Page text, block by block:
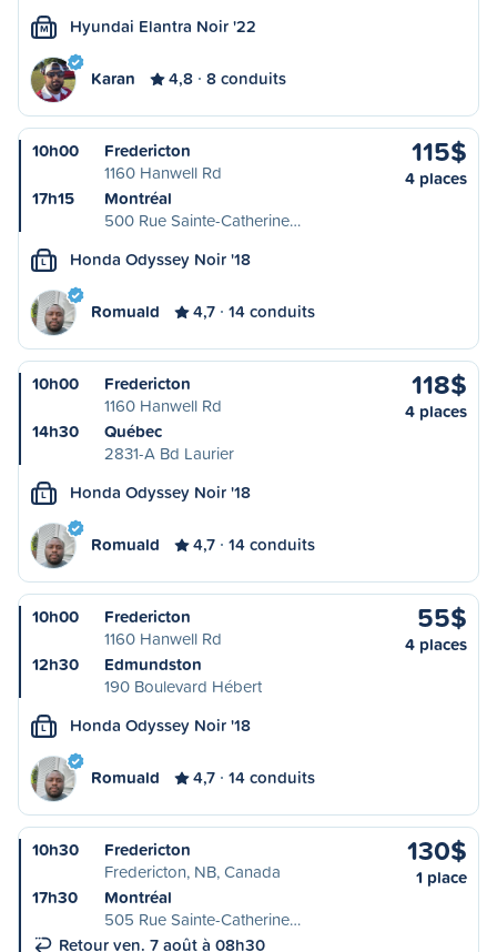
M Hyundai Elantra Noir '22
Karan 4,8 8 conduits
10h00
Fredericton
1160 Hanwell Rd
17h15
Montréal
500 Rue Sainte-Catherine…
115$
4 places
L Honda Odyssey Noir '18
Romuald 4,7 14 conduits
10h00
Fredericton
1160 Hanwell Rd
14h30
Québec
2831-A Bd Laurier
118$
4 places
L Honda Odyssey Noir '18
Romuald 4,7 14 conduits
10h00
Fredericton
1160 Hanwell Rd
12h30
Edmundston
190 Boulevard Hébert
55$
4 places
L Honda Odyssey Noir '18
Romuald 4,7 14 conduits
10h30
Fredericton
Fredericton, NB, Canada
17h30
Montréal
505 Rue Sainte-Catherine…
Retour ven. 7 août à 08h30
130$
1 place